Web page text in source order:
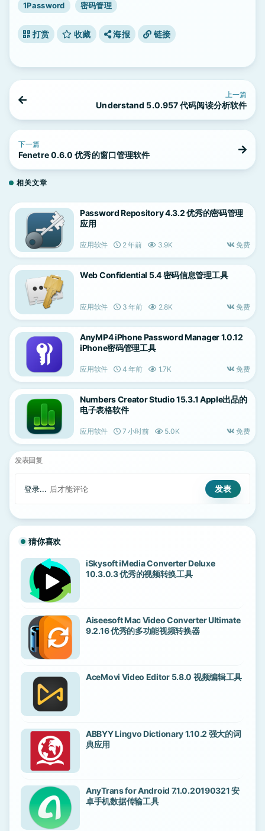
1Password 密码管理
打赏 收藏 海报 链接
上一篇
Understand 5.0.957 代码阅读分析软件
下一篇
Fenetre 0.6.0 优秀的窗口管理软件
相关文章
Password Repository 4.3.2 优秀的密码管理
应用
应用软件 2 年前 3.9K 免费
Web Confidential 5.4 密码信息管理工具
应用软件 3 年前 2.8K 免费
AnyMP4 iPhone Password Manager 1.0.12
iPhone密码管理工具
应用软件 4 年前 1.7K 免费
Numbers Creator Studio 15.3.1 Apple出品的
电子表格软件
应用软件 7 小时前 5.0K 免费
发表回复
登录... 后才能评论
猜你喜欢
iSkysoft iMedia Converter Deluxe
10.3.0.3 优秀的视频转换工具
Aiseesoft Mac Video Converter Ultimate
9.2.16 优秀的多功能视频转换器
AceMovi Video Editor 5.8.0 视频编辑工具
ABBYY Lingvo Dictionary 1.10.2 强大的词
典应用
AnyTrans for Android 7.1.0.20190321 安
卓手机数据传输工具